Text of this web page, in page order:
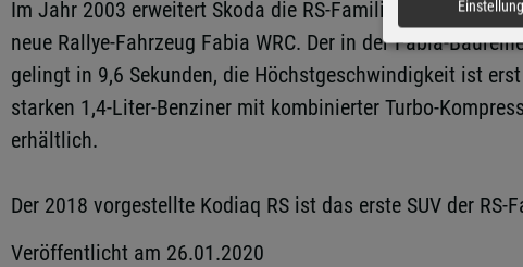
Im Jahr 2003 erweitert Skoda die RS-Familie um den
neue Rallye-Fahrzeug Fabia WRC. Der in der Fabia-
gelingt in 9,6 Sekunden, die Höchstgeschwindigkeit ist
starken 1,4-Liter-Benziner mit kombinierter Turbo-
erhältlich.
Der 2018 vorgestellte Kodiaq RS ist das erste SUV der
Veröffentlicht am 26.01.2020